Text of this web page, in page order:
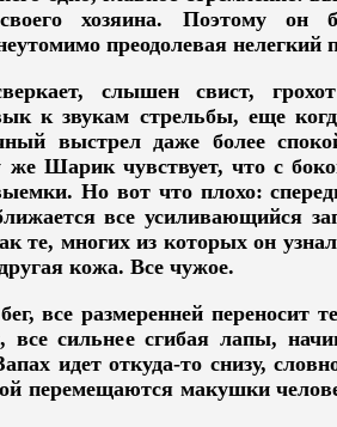
хозяина. Поэтому он
преодолевая нелегкий
слышен свист,
к звукам стрельбы, еще
выстрел даже более
Шарик чувствует, что с
Но вот что плохо:
все усиливающийся
те, многих из которых он
кожа. Все чужое.
все размеренней переносит
все сильнее сгибая лапы,
идет откуда-то снизу,
перемещаются макушки